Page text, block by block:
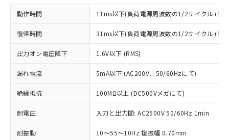
動作時間 11ms以下(負荷電源周波数の1/2サイクル
復帰時間 31ms以下(負荷電源周波数の1/2サイクル
出力オン電圧降下 1.6V以下 (RMS)
漏れ電流 5mA以下 (AC200V、50/60Hzにて)
絶縁抵抗 100MΩ以上 (DC500Vメガにて)
耐電圧 入力と出力間: AC2500V 50/60Hz 1min
耐振動 10～55～10Hz 複振幅 0.70mm
(税抜)を提供させていただくもので
当社制御機器事業取扱商品の中には、
本サービスの対象外となる商品もある
ことをご了承ください。
在庫状況および標準価格照会結果は、
記載している更新日時点での社内デー
タに基づき作成されるものであり、閲
覧された時点での実際の在庫および標
了承ください。
正式な納期状況および標準価格はお客
商品です。
非該当品：ライセンス料など無形物で、有
害物質有無と関係のない商品です。
仕入先様の事情により、非含有部品として
いたものが、含有品と判明した場合などや
むを得ず変更することがあります。
ミウム(Cd) 100ppm以下、
六価クロム(Cr(Ⅵ)) 1000ppm以下、ポリ臭化ビフェニル
類(PBB) 1000ppm以下、ポリ臭化ジフェニルエーテル類
(PBDE) 1000ppm以下、フタル酸ビス(2-エチルヘキシ
ルベンジル（BBP） 1000ppm以下、フタル酸ジブチル
「○」：最大均質材料含有率が中国RoHSの
基準値以下であることを示します。
「×」：最大均質材料含有率が中国RoHSの
基準値を超えていることを示します。
「－」：未確認です。当社販売部門へお問
*中国RoHS10物質の基準値 (GB/T26572)：
Pb(鉛) :1000ppm、 Hg(水銀) : 1000ppm、 Cd(カドミウ
Cr(Ⅵ)(六価クロム) : 1000ppm、 PBBs(ポリ臭化ビフェ
DBP(フタル酸ジブチル) : 1000ppm、 DIBP(フタル酸ジ
当社は、これら貴社製品のうち、外国
為替および外国貿易法に定める商品
（以下｢規制貨物等」という）を輸出
または国外への提供する場合は、日本
国政府の輸出許可(または役務取引許
可)を取得するなどの必要な手続きを
当社は規制貨物を破棄する場合は、完
全に破砕するなど、違法に輸出されな
一定数以上の在庫あり